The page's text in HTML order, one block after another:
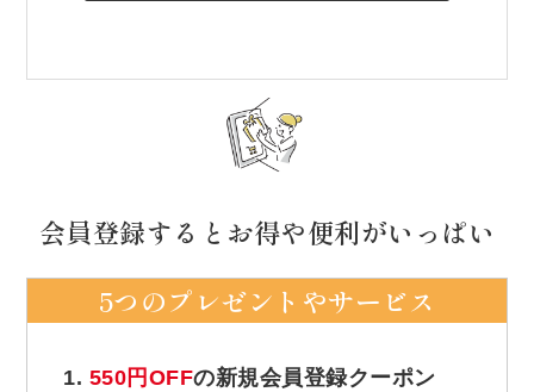
会員登録するとお得や便利がいっぱい
5つのプレゼントやサービス
1. 550円OFFの新規会員登録クーポン